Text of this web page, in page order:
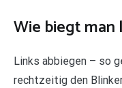
Wie biegt man
Links abbiegen – so
rechtzeitig den